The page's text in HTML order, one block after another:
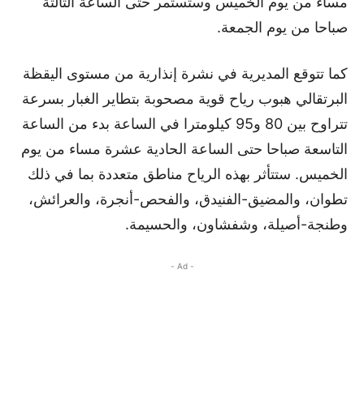
صباحا من يوم الجمعة.
كما تتوقع المديرية في نشرة إنذارية من مستوى اليقظة
البرتقالي هبوب رياح قوية مصحوبة بتطاير الغبار بسرعة
تتراوح بين 80 و95 كيلومترا في الساعة بدء من الساعة
التاسعة صباحا حتى الساعة الحادية عشرة مساء من يوم
الخميس. ستتأثر بهذه الرياح مناطق متعددة بما في ذلك
تطوان، والمضيق-الفنيدق، والفحص-أنجرة، والعرائش،
وطنجة-أصيلة، وشفشاون، والحسيمة.
- Ad -